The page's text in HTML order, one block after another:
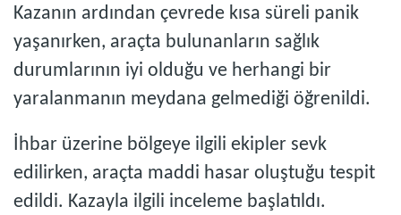
Kazanın ardından çevrede kısa süreli panik
yaşanırken, araçta bulunanların sağlık
durumlarının iyi olduğu ve herhangi bir
yaralanmanın meydana gelmediği öğrenildi.
İhbar üzerine bölgeye ilgili ekipler sevk
edilirken, araçta maddi hasar oluştuğu tespit
edildi. Kazayla ilgili inceleme başlatıldı.